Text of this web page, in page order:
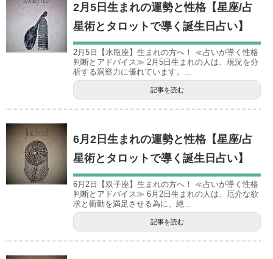
2月5日生まれの運勢と性格【星座/占
星術とタロットで導く誕生日占い】
2月5日【水瓶座】生まれの方へ！ ≪占いが導く性格
判断とアドバイス≫ 2月5日生まれの人は、現況を分
析する洞察力に優れています。...
記事を読む
6月2日生まれの運勢と性格【星座/占
星術とタロットで導く誕生日占い】
6月2日【双子座】生まれの方へ！ ≪占いが導く性格
判断とアドバイス≫ 6月2日生まれの人は、厄介な欲
求と衝動を満足させる為に、絶...
記事を読む